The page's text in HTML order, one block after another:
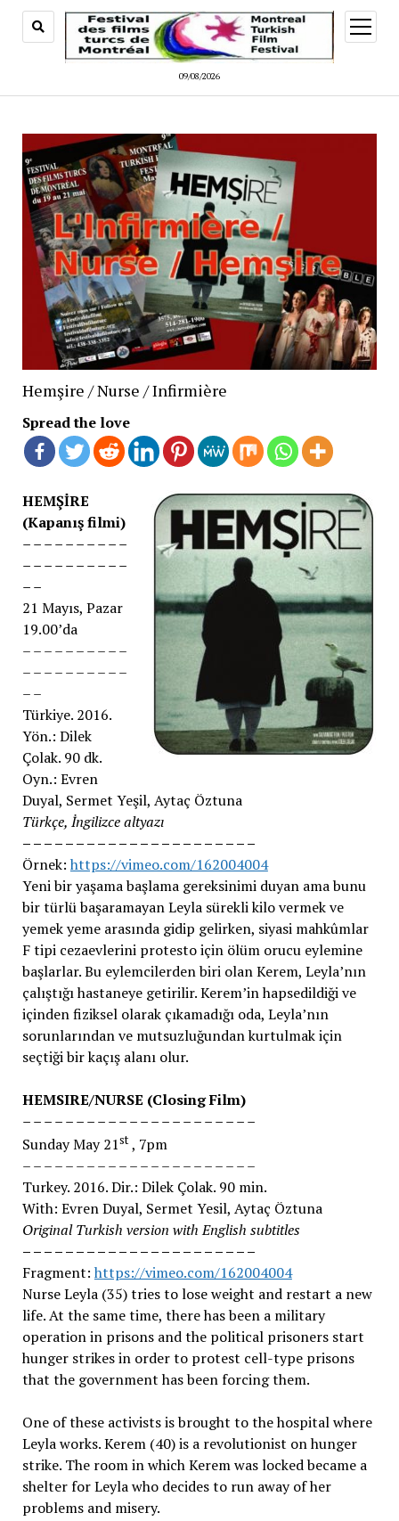
09/08/2026
aç
Hemşire / Nurse / Infirmière
Spread the love
HEMŞİRE
(Kapanış filmi)
– – – – – – – – – –
– – – – – – – – – –
– –
21 Mayıs, Pazar
19.00’da
– – – – – – – – – –
– – – – – – – – – –
– –
Türkiye. 2016.
Yön.: Dilek
Çolak. 90 dk.
Oyn.: Evren
Duyal, Sermet Yeşil, Aytaç Öztuna
Türkçe, İngilizce altyazı
– – – – – – – – – – – – – – – – – – – – – –
Örnek: https://vimeo.com/162004004
Yeni bir yaşama başlama gereksinimi duyan ama bunu
bir türlü başaramayan Leyla sürekli kilo vermek ve
yemek yeme arasında gidip gelirken, siyasi mahkûmlar
F tipi cezaevlerini protesto için ölüm orucu eylemine
başlarlar. Bu eylemcilerden biri olan Kerem, Leyla’nın
çalıştığı hastaneye getirilir. Kerem’in hapsedildiği ve
içinden fiziksel olarak çıkamadığı oda, Leyla’nın
sorunlarından ve mutsuzluğundan kurtulmak için
seçtiği bir kaçış alanı olur.
HEMSIRE/NURSE (Closing Film)
– – – – – – – – – – – – – – – – – – – – – –
Sunday May 21st, 7pm
– – – – – – – – – – – – – – – – – – – – – –
Turkey. 2016. Dir.: Dilek Çolak. 90 min.
With: Evren Duyal, Sermet Yesil, Aytaç Öztuna
Original Turkish version with English subtitles
– – – – – – – – – – – – – – – – – – – – – –
Fragment: https://vimeo.com/162004004
Nurse Leyla (35) tries to lose weight and restart a new
life. At the same time, there has been a military
operation in prisons and the political prisoners start
hunger strikes in order to protest cell-type prisons
that the government has been forcing them.
One of these activists is brought to the hospital where
Leyla works. Kerem (40)is a revolutionist on hunger
strike. The room in which Kerem was locked became a
shelter for Leyla who decides to run away of her
problems and misery.